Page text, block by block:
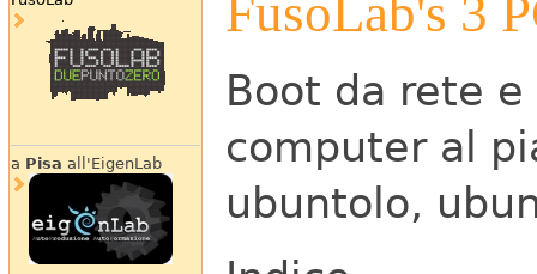
a Pisa all'EigenLab
FusoLab's 3
Boot da rete
computer al
ubuntolo,